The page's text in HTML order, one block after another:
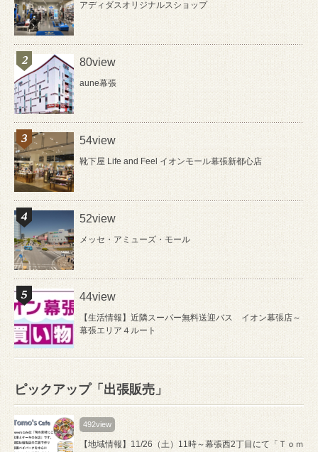
アディダスオリジナルスショップ
80view
aune幕張
54view
靴下屋 Life and Feel イオンモール幕張新都心店
52view
メッセ・アミューズ・モール
44view
【生活情報】近隣スーパー無料送迎バス イオン幕張店～
幕張エリア４ルート
ピックアップ「出張販売」
492view
【地域情報】11/26（土）11時～幕張西2丁目にて「Ｔｏｍ